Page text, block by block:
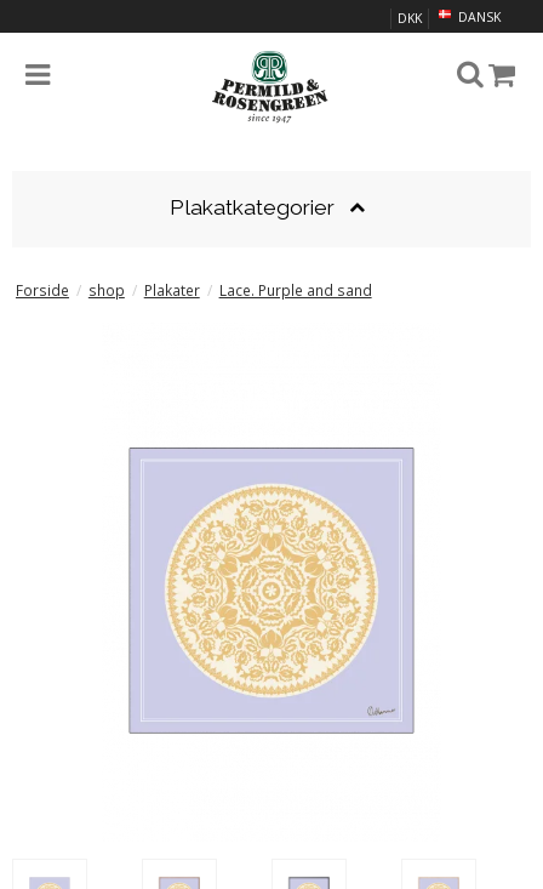
DANSK
DKK
Plakatkategorier
Forside / shop / Plakater / Lace. Purple and sand